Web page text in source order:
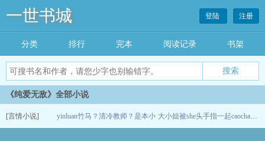
一世书城 登陆 注册
分类 排行 完本 阅读记录 书架
《纯爱无敌》全部小说
[言情小说] yinluan竹马？清冷教师？是本小 大小姐被she头手指一起caochao喷